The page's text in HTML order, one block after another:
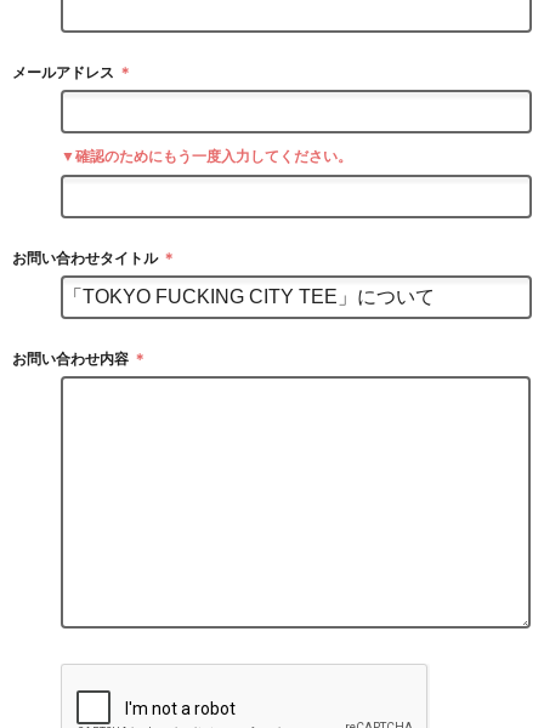
メールアドレス ＊
▼確認のためにもう一度入力してください。
お問い合わせタイトル ＊
お問い合わせ内容 ＊